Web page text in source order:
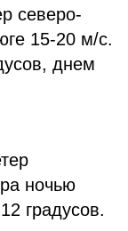
северо-
15-20 м/с.
днем
ночью
градусов.